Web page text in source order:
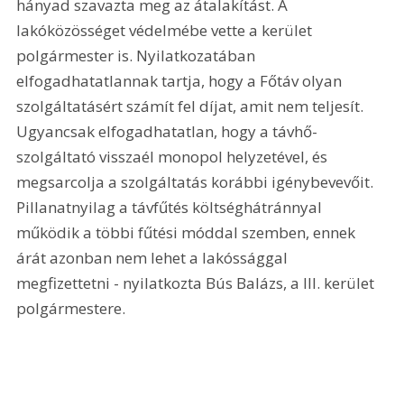
hányad szavazta meg az átalakítást. A
lakóközösséget védelmébe vette a kerület
polgármester is. Nyilatkozatában
elfogadhatatlannak tartja, hogy a Főtáv olyan
szolgáltatásért számít fel díjat, amit nem teljesít.
Ugyancsak elfogadhatatlan, hogy a távhő-
szolgáltató visszaél monopol helyzetével, és
megsarcolja a szolgáltatás korábbi igénybevevőit.
Pillanatnyilag a távfűtés költséghátránnyal
működik a többi fűtési móddal szemben, ennek
árát azonban nem lehet a lakóssággal
megfizettetni - nyilatkozta Bús Balázs, a III. kerület
polgármestere.